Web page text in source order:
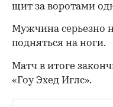
щит за воротами
Мужчина серьезно
подняться на ноги.
Матч в итоге
«Гоу Эхед Иглс».